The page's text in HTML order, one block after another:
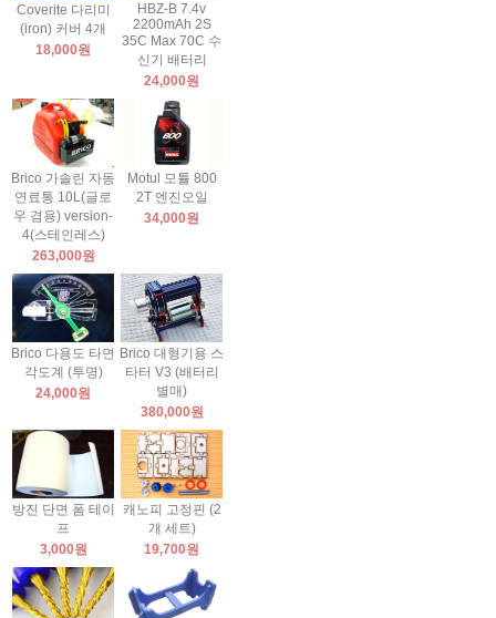
Coverite 다리미
(iron) 커버 4개
18,000원
HBZ-B 7.4v
2200mAh 2S
35C Max 70C 수
신기 배터리
24,000원
Brico 가솔린 자동
연료통 10L(글로
우 겸용) version-
4(스테인레스)
263,000원
Motul 모튤 800
2T 엔진오일
34,000원
Brico 다용도 타면
각도계 (투명)
24,000원
Brico 대형기용 스
타터 V3 (배터리
별매)
380,000원
방진 단면 폼 테이
프
3,000원
캐노피 고정핀 (2
개 세트)
19,700원